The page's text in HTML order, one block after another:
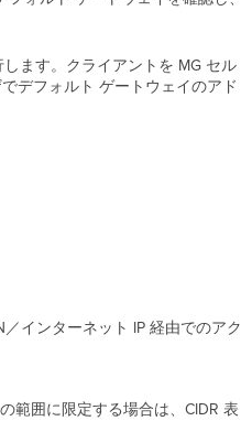
ます。クライアントを MG セル
デフォルト ゲートウェイのアド
インターネット IP 経由でのアク
範囲に限定する場合は、CIDR 表